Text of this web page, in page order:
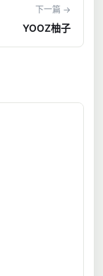
下一篇 →
YOOZ柚子